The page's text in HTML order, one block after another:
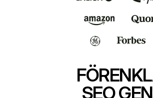
SEO